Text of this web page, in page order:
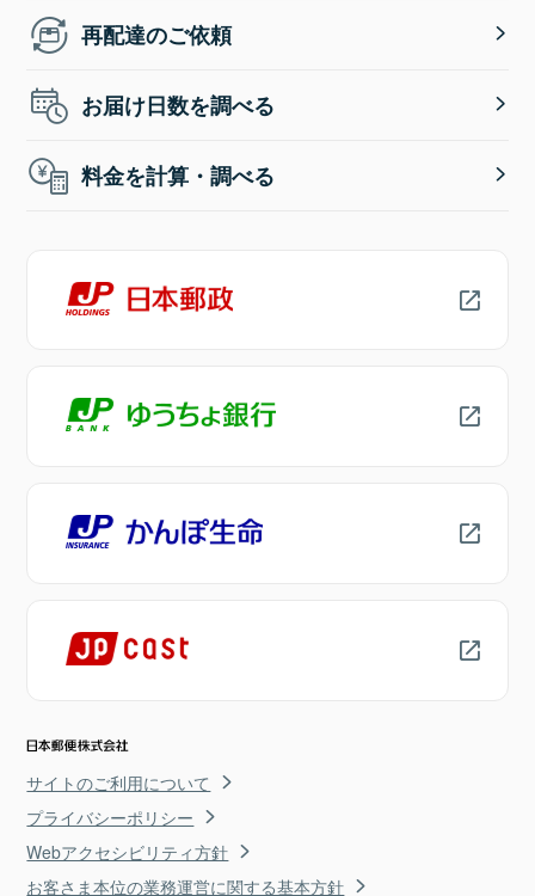
再配達のご依頼
お届け日数を調べる
料金を計算・調べる
サイトのご利用について
プライバシーポリシー
Webアクセシビリティ方針
お客さま本位の業務運営に関する基本方針